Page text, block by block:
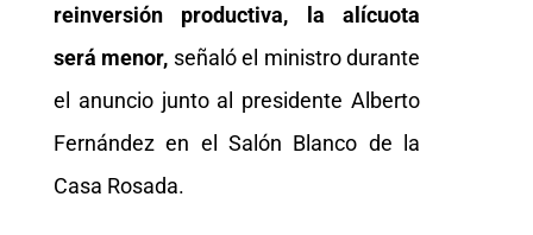
reinversión productiva, la alícuota
será menor, señaló el ministro durante
el anuncio junto al presidente Alberto
Fernández en el Salón Blanco de la
Casa Rosada.